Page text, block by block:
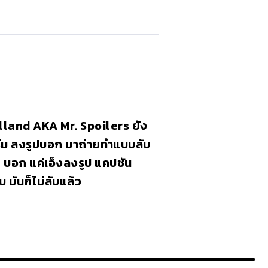
AKA Mr. Spoilers ยัง
ลงรูปบอก มาถ่ายทำแบบลับ
อก แค่เอ็งลงรูป แคปชัน
มันก็ไม่ลับแล้ว